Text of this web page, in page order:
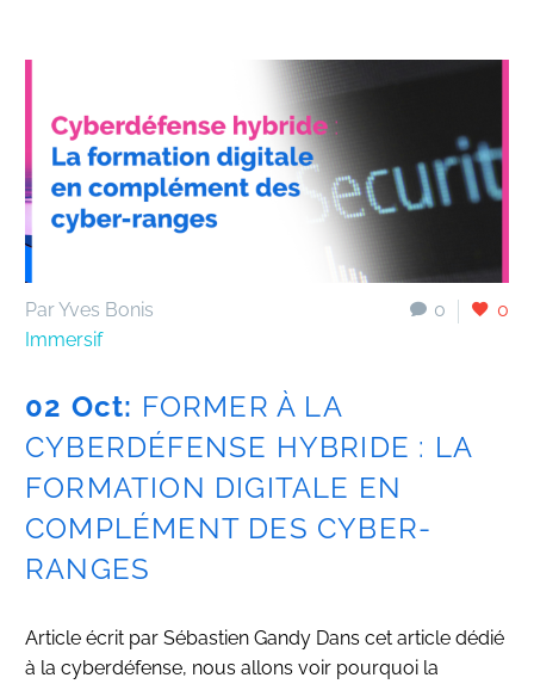
0 0
Par Yves Bonis
Immersif
02 Oct: FORMER À LA
CYBERDÉFENSE HYBRIDE : LA
FORMATION DIGITALE EN
COMPLÉMENT DES CYBER-
RANGES
Article écrit par Sébastien Gandy Dans cet article dédié
à la cyberdéfense, nous allons voir pourquoi la